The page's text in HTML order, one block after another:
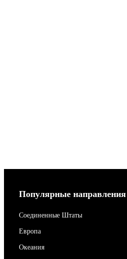
Популярные направления
Соединенные Штаты
Европа
Океания